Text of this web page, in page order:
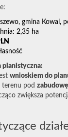
gmina Kowal,
2,35 ha
planistyczna:
wnioskiem do
terenu pod
zwiększa